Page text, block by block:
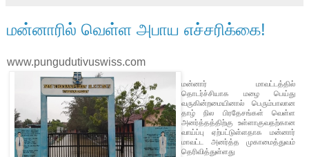
மன்னாரில் வெள்ள அபாய எச்சரிக்கை!
www.pungudutivuswiss.com
மன்னார் மாவட்டத்தில்
தொடர்ச்சியாக மழை பெய்து
வருகின்றமையினால் பெரும்பாலான
தாழ் நில பிரதேசங்கள் வெள்ள
அனர்த்தத்திற்கு உள்ளாகுவதற்கான
வாய்ப்பு ஏற்பட்டுள்ளதாக மன்னார்
மாவட்ட அனர்த்த முகாமைத்துவம்
தெரிவித்துள்ளது